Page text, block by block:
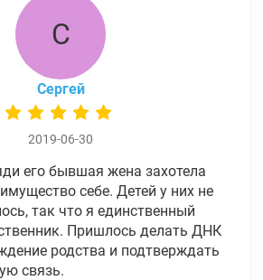
С
Сергей
2019-06-30
его бывшая жена захотела
себе. Детей у них не
так что я единственный
Пришлось делать ДНК
родства и подтверждать
связь.